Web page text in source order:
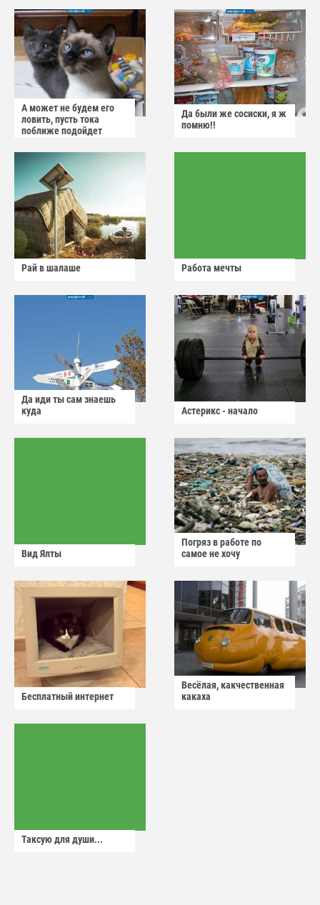
А может не будем его
ловить, пусть тока
поближе подойдет
Да были же сосиски, я ж
помню!!
Рай в шалаше Работа мечты
Да иди ты сам знаешь
куда
Астерикс - начало
Вид Ялты
Погряз в работе по
самое не хочу
Бесплатный интернет
Весёлая, какчественная
какаха
Таксую для души...